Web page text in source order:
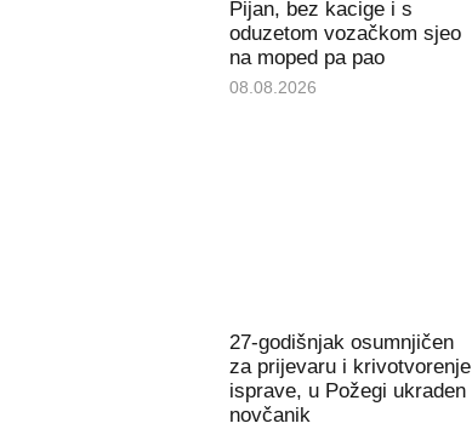
Pijan, bez kacige i s
oduzetom vozačkom sjeo
na moped pa pao
08.08.2026
27-godišnjak osumnjičen
za prijevaru i krivotvorenje
isprave, u Požegi ukraden
novčanik